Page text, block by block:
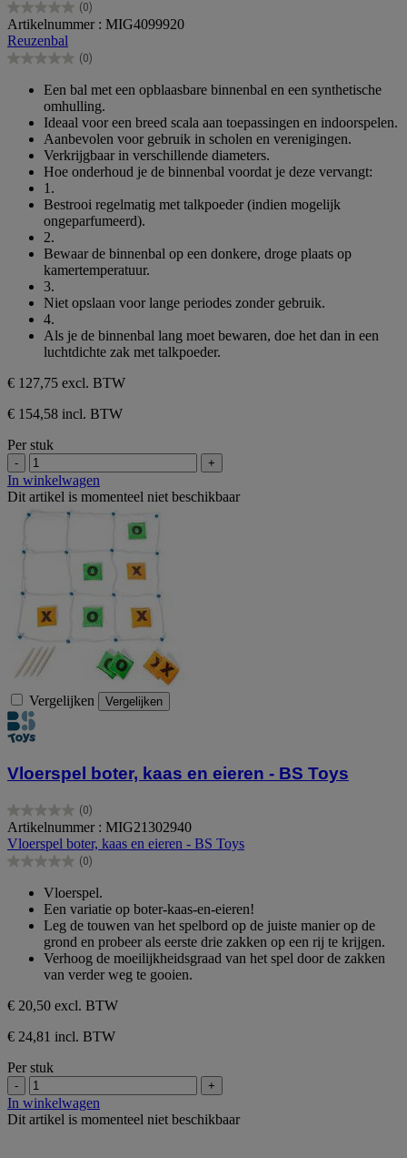
(0)
0.0
van
de
5
Artikelnummer : MIG4099920
Reuzenbal
(0)
0.0
sterren.
Een bal met een opblaasbare binnenbal en een synthetische
omhulling.
Ideaal voor een breed scala aan toepassingen en indoorspelen.
Aanbevolen voor gebruik in scholen en verenigingen.
Verkrijgbaar in verschillende diameters.
Hoe onderhoud je de binnenbal voordat je deze vervangt:
1.
Bestrooi regelmatig met talkpoeder (indien mogelijk
ongeparfumeerd).
2.
Bewaar de binnenbal op een donkere, droge plaats op
kamertemperatuur.
3.
Niet opslaan voor lange periodes zonder gebruik.
4.
Als je de binnenbal lang moet bewaren, doe het dan in een
luchtdichte zak met talkpoeder.
€ 127,75 excl. BTW
€ 154,58 incl. BTW
Per stuk
- +
In winkelwagen
Dit artikel is momenteel niet beschikbaar
Vergelijken Vergelijken
Vloerspel boter, kaas en eieren - BS Toys
(0)
0.0
van
de
5
Artikelnummer : MIG21302940
Vloerspel boter, kaas en eieren - BS Toys
(0)
0.0
sterren.
Vloerspel.
Een variatie op boter-kaas-en-eieren!
Leg de touwen van het spelbord op de juiste manier op de
grond en probeer als eerste drie zakken op een rij te krijgen.
Verhoog de moeilijkheidsgraad van het spel door de zakken
van verder weg te gooien.
€ 20,50 excl. BTW
€ 24,81 incl. BTW
Per stuk
- +
In winkelwagen
Dit artikel is momenteel niet beschikbaar